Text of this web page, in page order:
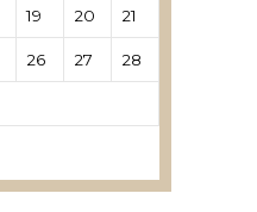
19 20 21
26 27 28